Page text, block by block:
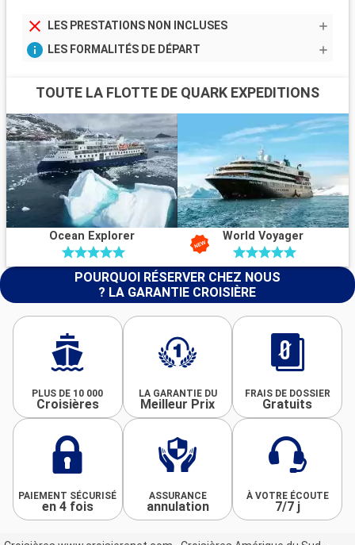
LES PRESTATIONS NON INCLUSES
LES FORMALITÉS DE DÉPART
TOUTE LA FLOTTE DE QUARK EXPEDITIONS
Ocean Explorer World Voyager
POURQUOI RÉSERVER CHEZ NOUS
? LA GARANTIE CROISIÈRE
PLUS DE 10 000
Croisières
LA GARANTIE DU
Meilleur Prix
FRAIS DE DOSSIER
Gratuits
PAIEMENT SÉCURISÉ
en 4 fois
ASSURANCE
annulation
À VOTRE ÉCOUTE
7/7 j